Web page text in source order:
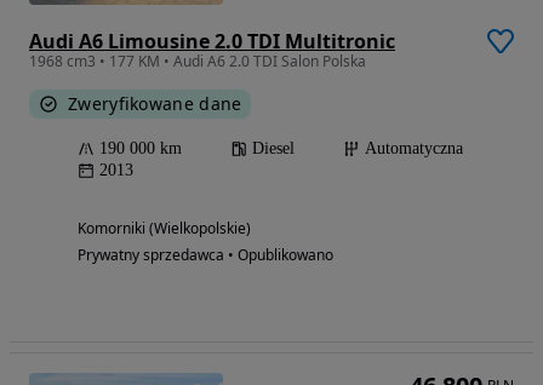
Audi A6 Limousine 2.0 TDI Multitronic
1968 cm3 • 177 KM • Audi A6 2.0 TDI Salon Polska
Zweryfikowane dane
190 000 km Diesel
Automatyczna
2013
Komorniki (Wielkopolskie)
Prywatny sprzedawca • Opublikowano